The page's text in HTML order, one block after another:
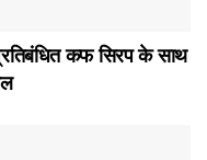
कफ सिरप के साथ